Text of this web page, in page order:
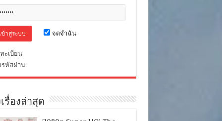
จดจำฉัน
ะเบียน
หัสผ่าน
รื่องล่าสุด